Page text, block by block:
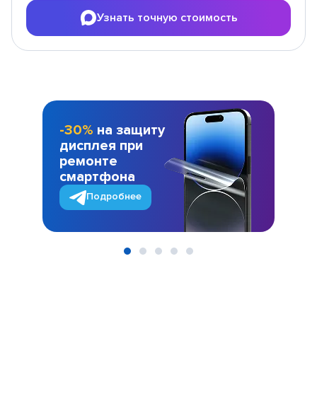
Узнать точную стоимость
-30% на защиту
дисплея при
ремонте
смартфона
Подробнее